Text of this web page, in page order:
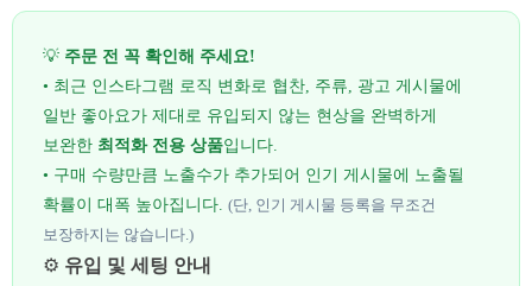
💡 주문 전 꼭 확인해 주세요!
• 최근 인스타그램 로직 변화로 협찬, 주류, 광고 게시물에
일반 좋아요가 제대로 유입되지 않는 현상을 완벽하게
보완한 최적화 전용 상품입니다.
• 구매 수량만큼 노출수가 추가되어 인기 게시물에 노출될
확률이 대폭 높아집니다. (단, 인기 게시물 등록을 무조건
보장하지는 않습니다.)
⚙️ 유입 및 세팅 안내